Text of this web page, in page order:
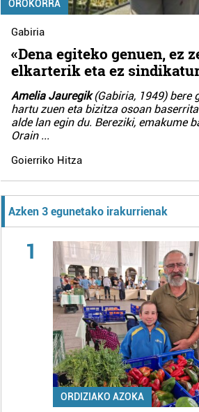
OROKORRA
Gabiria
«Dena egiteko genuen, ez
elkarterik eta ez
Amelia Jauregik(Gabiria, 1949) bere
hartu zuen eta bizitza osoan
alde lan egin du. Bereziki, emakume
Orain ...
Goierriko Hitza
Azken 3 egunetako irakurrienak
1
ORDIZIAKO AZOKA